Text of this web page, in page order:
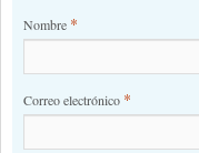
Nombre *
Correo electrónico *